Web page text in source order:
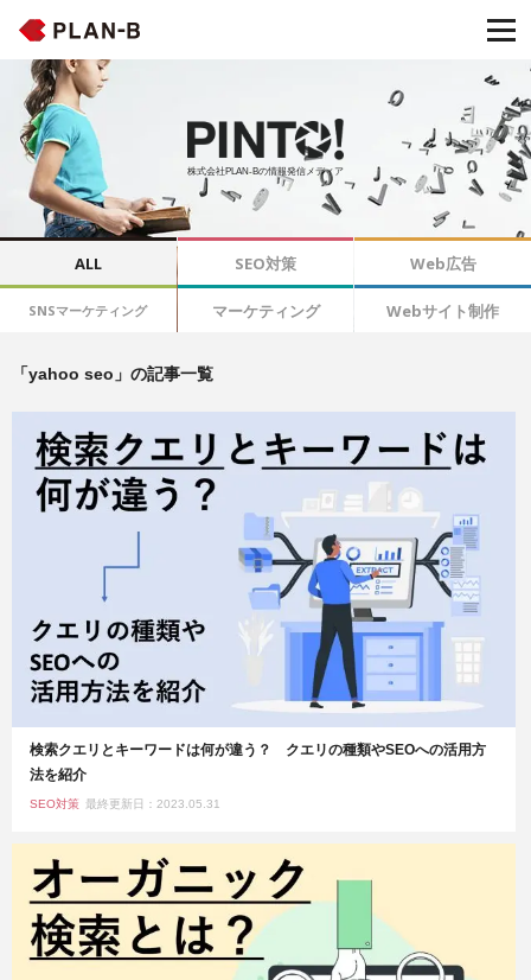
株式会社PLAN-Bの情報発信メディア
ALL SEO対策 Web広告
SNSマーケティング マーケティング Webサイト制作
「yahoo seo」の記事一覧
検索クエリとキーワードは何が違う？ クエリの種類やSEOへの活用方
法を紹介
SEO対策 最終更新日：2023.05.31